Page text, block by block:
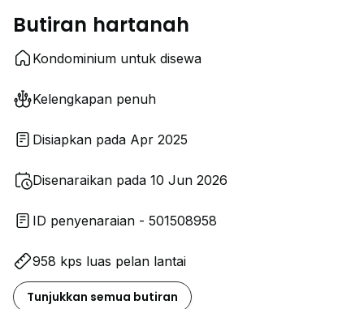
Butiran hartanah
Kondominium untuk disewa
Kelengkapan penuh
Disiapkan pada Apr 2025
Disenaraikan pada 10 Jun 2026
ID penyenaraian - 501508958
958 kps luas pelan lantai
Tunjukkan semua butiran